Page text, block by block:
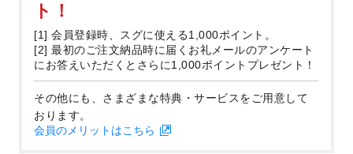
ト！
[1] 会員登録時、スグに使える1,000ポイント。
[2] 最初のご注文納品時に届くお礼メールのアンケート
にお答えいただくとさらに1,000ポイントプレゼント！
その他にも、さまざまな特典・サービスをご用意して
おります。
会員のメリットはこちら